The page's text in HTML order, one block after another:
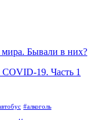
мира. Бывали в них?
19. Часть 1
#алкоголь